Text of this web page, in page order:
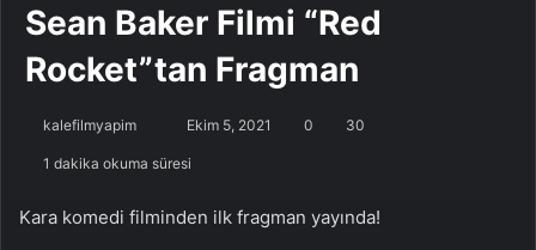
Sean Baker Filmi “Red
Rocket”tan Fragman
kalefilmyapim
göndermek
Ekim 5, 2021 0 30
1 dakika okuma süresi
Kara komedi filminden ilk fragman yayında!